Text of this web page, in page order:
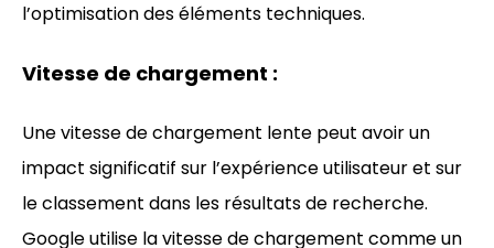
l’optimisation des éléments techniques.
Vitesse de chargement :
Une vitesse de chargement lente peut avoir un
impact significatif sur l’expérience utilisateur et sur
le classement dans les résultats de recherche.
Google utilise la vitesse de chargement comme un